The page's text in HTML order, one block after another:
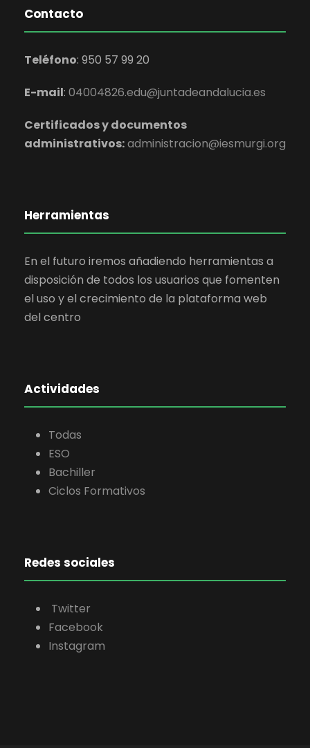
Contacto
Teléfono: 950 57 99 20
E-mail: 04004826.edu@juntadeandalucia.es
Certificados y documentos
administrativos:administracion@iesmurgi.org
Herramientas
En el futuro iremos añadiendo herramientas a
disposición de todos los usuarios que fomenten
el uso y el crecimiento de la plataforma web
del centro
Actividades
Todas
ESO
Bachiller
Ciclos Formativos
Redes sociales
Twitter
Facebook
Instagram